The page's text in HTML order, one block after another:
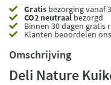
Gratis bezorging vanaf
CO2 neutraalbezorgd
Binnen 30 dagen gratis
Klanten beoordelen
Omschrijving
Deli Nature